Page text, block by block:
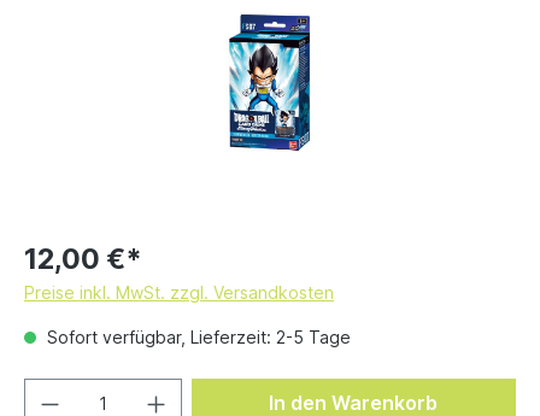
12,00 €*
Preise inkl. MwSt. zzgl. Versandkosten
Sofort verfügbar, Lieferzeit: 2-5 Tage
In den Warenkorb